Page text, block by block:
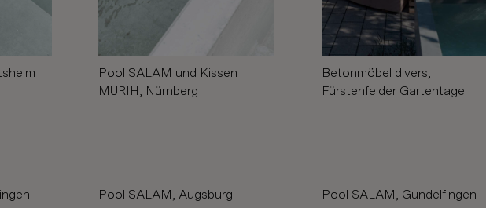
Pool SALAM und Kissen
MURIH, Nürnberg
Betonmöbel divers,
Fürstenfelder Gartentage
Pool SALAM, Augsburg Pool SALAM, Gundelfingen